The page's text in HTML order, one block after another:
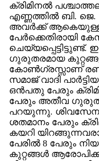
ക്രിമിനല്‍
എണ്ണത്തില്‍ ബി. ജെ.
അവര്‍ക്ക്‌ ആകെയുള്ള
പേര്‍ക്കെതിരായി
ചെയ്യപ്പെട്ടിട്ടുണ്ട്‌.
ഗുരുതരമായ
കോണ്‍ഗ്രസ്സാണ്‌
സമാജ്‌ വാദി
ഒന്‍പതു പേരും
പേരും അതീവ
പറയുന്നു.
ശതമാനം പേരും
കയറി
പേരില്‍ 8 പേരും
കുറ്റങ്ങള്‍